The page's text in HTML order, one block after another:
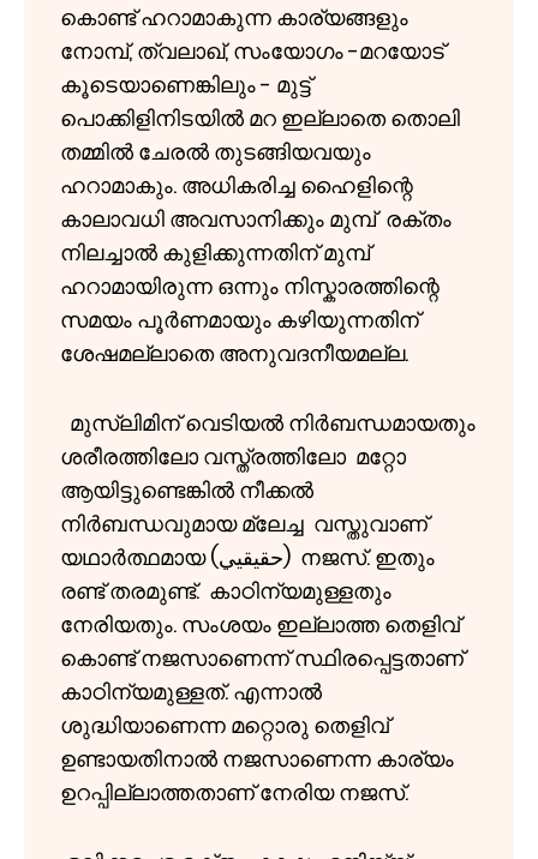
കൊണ്ട് ഹറാമാകുന്ന കാര്യങ്ങളും
നോമ്പ്, ത്വലാഖ്, സംയോഗം -മറയോട്
കൂടെയാണെങ്കിലും - മുട്ട്
പൊക്കിളിനിടയിൽ മറ ഇല്ലാതെ തൊലി
തമ്മിൽ ചേരൽ തുടങ്ങിയവയും
ഹറാമാകും. അധികരിച്ച ഹൈളിന്റെ
കാലാവധി അവസാനിക്കും മുമ്പ് രക്തം
നിലച്ചാൽ കുളിക്കുന്നതിന് മുമ്പ്
ഹറാമായിരുന്ന ഒന്നും നിസ്കാരത്തിന്റെ
സമയം പൂർണമായും കഴിയുന്നതിന്
ശേഷമല്ലാതെ അനുവദനീയമല്ല.
മുസ്ലിമിന് വെടിയൽ നിർബന്ധമായതും
ശരീരത്തിലോ വസ്ത്രത്തിലോ മറ്റോ
ആയിട്ടുണ്ടെങ്കിൽ നീക്കൽ
നിർബന്ധവുമായ മ്ലേച്ച വസ്തുവാണ്
യഥാർത്ഥമായ (حقيقيي) നജസ്. ഇതും
രണ്ട് തരമുണ്ട്. കാഠിന്യമുള്ളതും
നേരിയതും. സംശയം ഇല്ലാത്ത തെളിവ്
കൊണ്ട് നജസാണെന്ന് സ്ഥിരപ്പെട്ടതാണ്
കാഠിന്യമുള്ളത്. എന്നാൽ
ശുദ്ധിയാണെന്ന മറ്റൊരു തെളിവ്
ഉണ്ടായതിനാൽ നജസാണെന്ന കാര്യം
ഉറപ്പില്ലാത്തതാണ് നേരിയ നജസ്.